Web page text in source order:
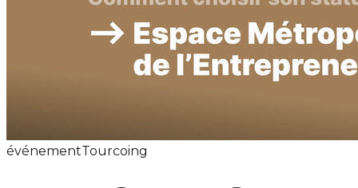
événementTourcoing